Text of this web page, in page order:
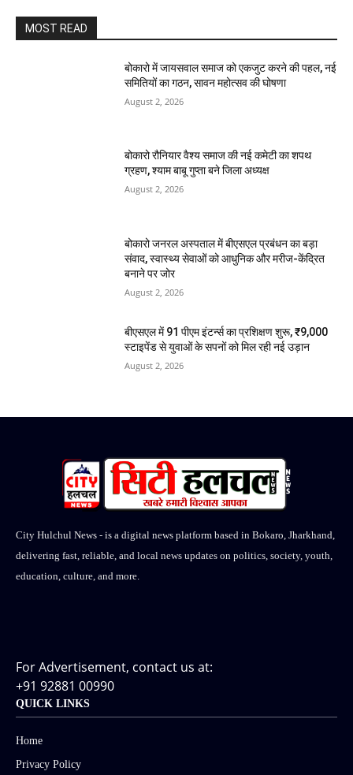
MOST READ
बोकारो में जायसवाल समाज को एकजुट करने की पहल, नई
समितियों का गठन, सावन महोत्सव की घोषणा
August 2, 2026
बोकारो रौनियार वैश्य समाज की नई कमेटी का शपथ
ग्रहण, श्याम बाबू गुप्ता बने जिला अध्यक्ष
August 2, 2026
बोकारो जनरल अस्पताल में बीएसएल प्रबंधन का बड़ा
संवाद, स्वास्थ्य सेवाओं को आधुनिक और मरीज-केंद्रित
बनाने पर जोर
August 2, 2026
बीएसएल में 91 पीएम इंटर्न्स का प्रशिक्षण शुरू, ₹9,000
स्टाइपेंड से युवाओं के सपनों को मिल रही नई उड़ान
August 2, 2026
City Hulchul News - is a digital news platform based in Bokaro, Jharkhand,
delivering fast, reliable, and local news updates on politics, society, youth,
education, culture, and more.
For Advertisement, contact us at:
+91 92881 00990
QUICK LINKS
Home
Privacy Policy